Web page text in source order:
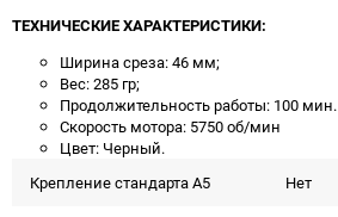
ТЕХНИЧЕСКИЕ ХАРАКТЕРИСТИКИ:
Ширина среза: 46 мм;
Вес: 285 гр;
Продолжительность работы: 100 мин.
Скорость мотора: 5750 об/мин
Цвет: Черный.
Крепление стандарта А5
Нет